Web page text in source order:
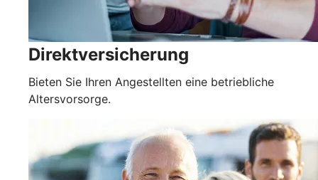
Direktversicherung
Bieten Sie Ihren Angestellten eine betriebliche
Altersvorsorge.